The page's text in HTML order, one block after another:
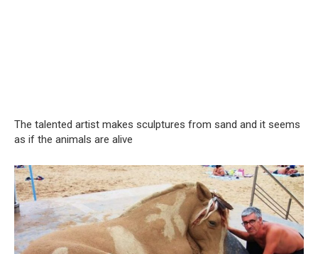
The talented artist makes sculptures from sand and it seems
as if the animals are alive